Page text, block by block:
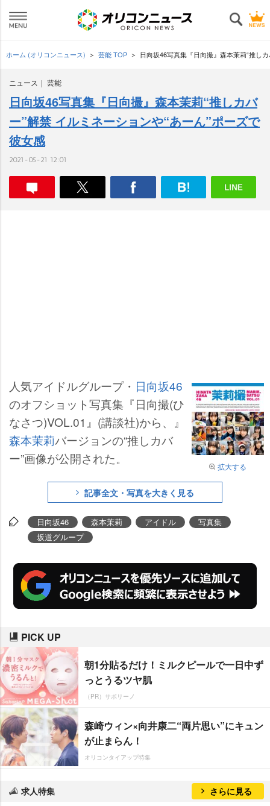
ホーム (オリコンニュース) 芸能 TOP 日向坂46写真集『日向撮』森本茉莉“推し
ニュース 芸能
日向坂46写真集『日向撮』森本茉莉“推しカバ
ー”解禁 イルミネーションや“あーん”ポーズで
彼女感
2021-05-21 12:01
拡大する
人気アイドルグループ・ 日向坂46
のオフショット写真集『日向撮(ひ
なさつ)VOL.01』(講談社)から、』
森本茉莉バージョンの“推しカバ
ー”画像が公開された。
記事全文・写真を大きく見る
日向坂46 森本茉莉 アイドル
写真集
坂道グループ
PICK UP
朝1分貼るだけ！ミルクピールで一日中ず
っとうるツヤ肌
（PR）サボリーノ
森崎ウィン×向井康二“両片思い”にキュン
が止まらん！
オリコンタイアップ特集
求人特集 さらに見る